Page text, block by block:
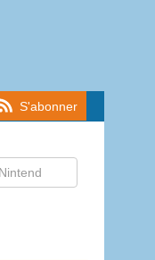
S'abonner